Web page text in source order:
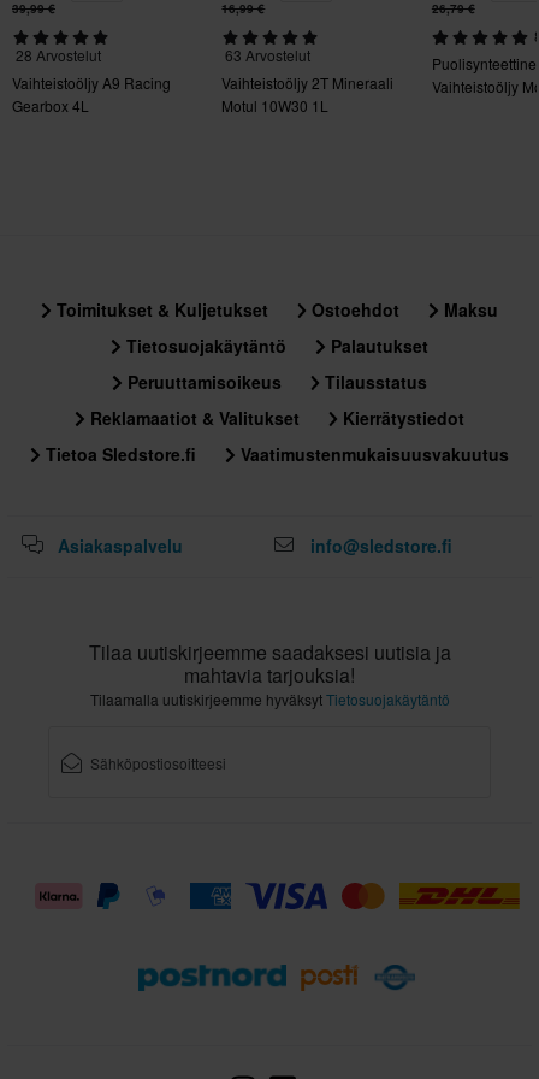
39,99 €
28 Arvostelut
Vaihteistoöljy A9 Racing
Gearbox 4L
16,99 €
63 Arvostelut
Vaihteistoöljy 2T Mineraali
Motul 10W30 1L
26,79 €
Vaihteistoöljy
Toimitukset & Kuljetukset Ostoehdot
Maksu
Tietosuojakäytäntö
Palautukset
Peruuttamisoikeus
Tilausstatus
Reklamaatiot & Valitukset
Kierrätystiedot
Tietoa Sledstore.fi
Vaatimustenmukaisuusvakuutus
Asiakaspalvelu info@sledstore.fi
Tilaa uutiskirjeemme saadaksesi uutisia ja
mahtavia tarjouksia!
Tilaamalla uutiskirjeemme hyväksytTietosuojakäytäntö